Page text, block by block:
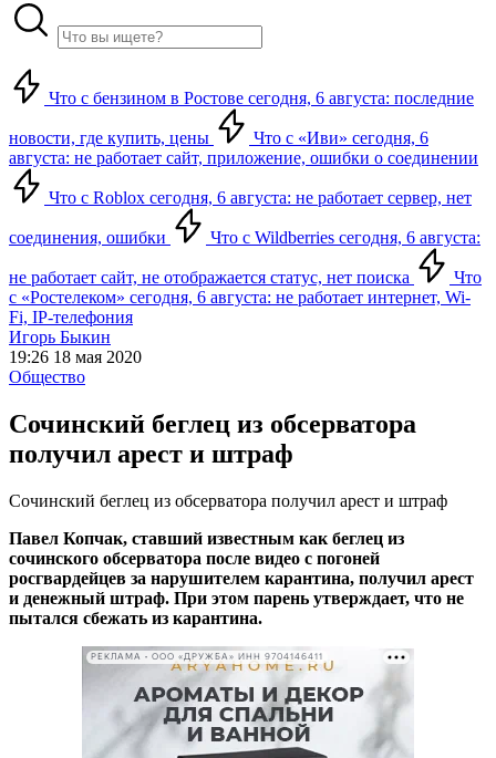
Что с бензином в Ростове сегодня, 6 августа: последние
новости, где купить, цены
Что с «Иви» сегодня, 6
августа: не работает сайт, приложение, ошибки о соединении
Что с Roblox сегодня, 6 августа: не работает сервер, нет
соединения, ошибки Что с Wildberries сегодня, 6 августа:
не работает сайт, не отображается статус, нет поиска
Что
с «Ростелеком» сегодня, 6 августа: не работает интернет, Wi-
Fi, IP-телефония
Игорь Быкин
19:26 18 мая 2020
Общество
Сочинский беглец из обсерватора
получил арест и штраф
Сочинский беглец из обсерватора получил арест и штраф
Павел Копчак, ставший известным как беглец из
сочинского обсерватора после видео с погоней
росгвардейцев за нарушителем карантина, получил арест
и денежный штраф. При этом парень утверждает, что не
пытался сбежать из карантина.
РЕКЛАМА • ООО «ДРУЖБА» ИНН 9704146411